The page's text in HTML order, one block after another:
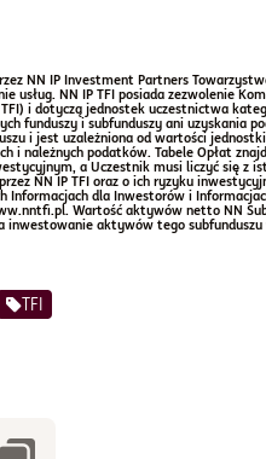
NN IP Investment Partners
usług. NN IP TFI posiada zezwolenie
i dotyczą jednostek uczestnictwa
funduszy i subfunduszy ani uzyskania
i jest uzależniona od wartości
i należnych podatków. Tabele Opłat
a Uczestnik musi liczyć się
NN IP TFI oraz o ich ryzyku
Informacjach dla Inwestorów i
Wartość aktywów netto NN
inwestowanie aktywów tego
TFI